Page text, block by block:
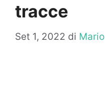
tracce
Set 1, 2022 di Mario